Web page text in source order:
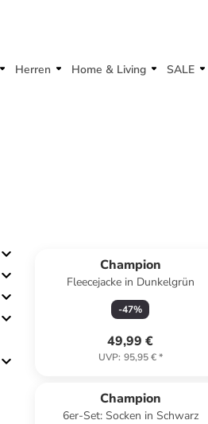
Herren Home & Living SALE
Champion
Fleecejacke in Dunkelgrün
-47%
49,99 €
UVP: 95,95 €*
Champion
6er-Set: Socken in Schwarz